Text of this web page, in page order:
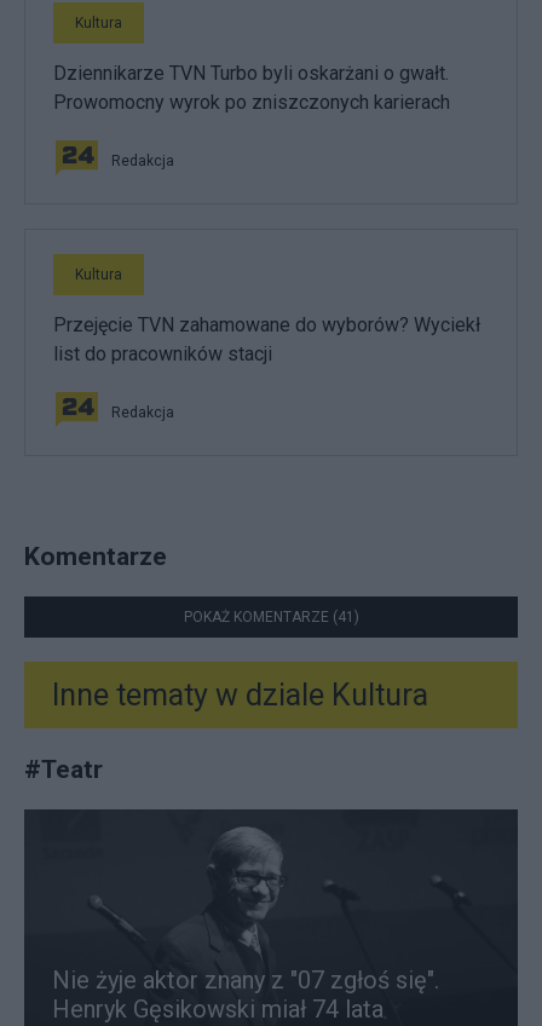
Kultura
Dziennikarze TVN Turbo byli oskarżani o gwałt.
Prowomocny wyrok po zniszczonych karierach
Redakcja
Kultura
Przejęcie TVN zahamowane do wyborów? Wyciekł
list do pracowników stacji
Redakcja
Komentarze
POKAŻ KOMENTARZE (41)
Inne tematy w dziale Kultura
#Teatr
Nie żyje aktor znany z "07 zgłoś się".
Henryk Gęsikowski miał 74 lata